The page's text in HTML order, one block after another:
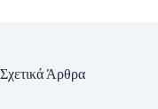
Σχετικά Άρθρα